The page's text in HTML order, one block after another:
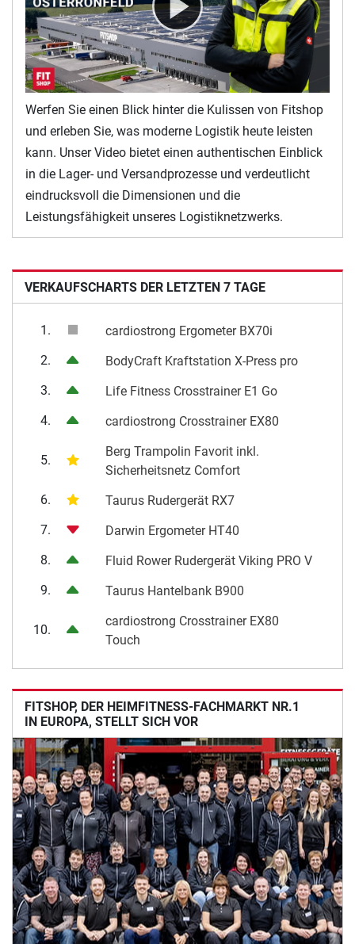
Werfen Sie einen Blick hinter die Kulissen von Fitshop
und erleben Sie, was moderne Logistik heute leisten
eindrucksvoll die Dimensionen und die
Leistungsfähigkeit unseres Logistiknetzwerks.
VERKAUFSCHARTS DER LETZTEN 7 TAGE
Life Fitness Crosstrainer E1 Go
4.
cardiostrong Crosstrainer EX80
Berg Trampolin Favorit inkl.
Fluid Rower Rudergerät Viking PRO V
9.
Taurus Hantelbank B900
10.
cardiostrong Crosstrainer EX80
Touch
FITSHOP, DER HEIMFITNESS-FACHMARKT NR.1
IN EUROPA, STELLT SICH VOR